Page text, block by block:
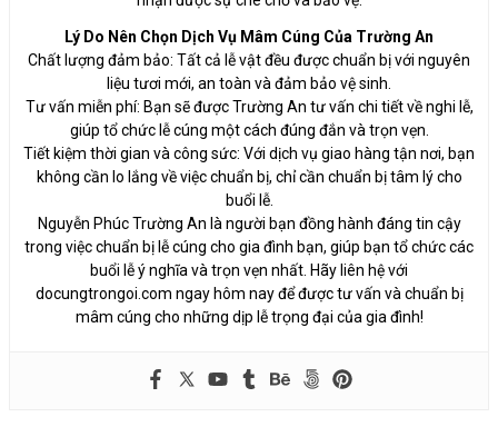
Lý Do Nên Chọn Dịch Vụ Mâm Cúng Của Trường An
Chất lượng đảm bảo: Tất cả lễ vật đều được chuẩn bị với nguyên
liệu tươi mới, an toàn và đảm bảo vệ sinh.
Tư vấn miễn phí: Bạn sẽ được Trường An tư vấn chi tiết về nghi lễ,
giúp tổ chức lễ cúng một cách đúng đắn và trọn vẹn.
Tiết kiệm thời gian và công sức: Với dịch vụ giao hàng tận nơi, bạn
không cần lo lắng về việc chuẩn bị, chỉ cần chuẩn bị tâm lý cho
buổi lễ.
Nguyễn Phúc Trường An là người bạn đồng hành đáng tin cậy
trong việc chuẩn bị lễ cúng cho gia đình bạn, giúp bạn tổ chức các
buổi lễ ý nghĩa và trọn vẹn nhất. Hãy liên hệ với
docungtrongoi.com ngay hôm nay để được tư vấn và chuẩn bị
mâm cúng cho những dịp lễ trọng đại của gia đình!